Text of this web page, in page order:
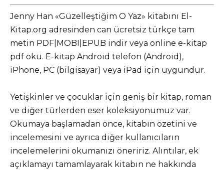
Jenny Han «Güzelleştiğim O Yaz» kitabını El-
Kitap.org adresinden can ücretsiz türkçe tam
metin PDF|MOBI|EPUB indir veya online e-kitap
pdf oku. E-kitap Android telefon (Android),
iPhone, PC (bilgisayar) veya iPad için uygundur.
Yetişkinler ve çocuklar için geniş bir kitap, roman
ve diğer türlerden eser koleksiyonumuz var.
Okumaya başlamadan önce, kitabın özetini ve
incelemesini ve ayrıca diğer kullanıcıların
incelemelerini okumanızı öneririz. Alıntılar, ek
açıklamayı tamamlayarak kitabın ne hakkında